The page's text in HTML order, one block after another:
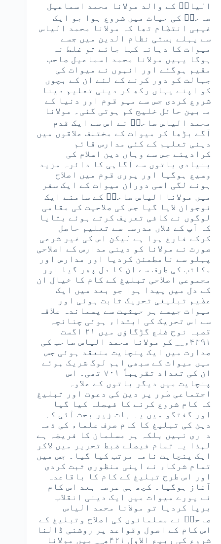
الیاسؒ کے والد مولانا محمد اسماعیل
صاحبؒ کی حیات میں شروع ہوا جو ایک
غیبی انتظام تھا کہ مولانا محمد الیاس
سے پہلے بستی نظام الدین میں جسے
میوات کا دہانہ کہا جائے تو غلط نہ
ہوگا یہیں مولانا محمد اسماعیل صاحب
مقیم ہوگئے اور انہوں نے میوات کی
جہالت کو دور کرنے کے لئے ان کے بچوں
کو اپنے یہاں رکھ کر دینی تعلیم دینا
شروع کردی جس سے میو قوم اور دنیا کے
مابین حائل خلیج کم ہوتی گئی۔ مولانا
محمد الیاس صاحبؒ نے اس سے ایک قدم
آگے بڑھا کر میوات کے مختلف علاقوں میں
دینی تعلیم کے کئی مدارس قائم
کرادیئے جس سے وہاں دین اسلام کی
بنیادی باتوں سے آگاہی کا دائرہ مزید
وسیع ہوگیا اور پوری قوم میں اصلاح
ہونے لگی اسی دوران میوات کے ایک سفر
میں مولانا الیاس صاحبؒ کے سامنے ایک
نوجوان لایا گیا جس کی صلاحیت کی مقامی
لوگوں نے کافی تعریف کرتے ہوئے بتایا
کہ آپ کے فلاں مدرسہ سے تعلیم حاصل
کرکے فارغ ہوا ہے لیکن اس کی غیر شرعی
صورت نے مولانا کو دینی مدارس کے اصلاحی
پہلو سے نامطمئن کردیا اور مدارس اور
مکاتب کی طرف سے ان کا دل پھر گیا اور
مجموعی اصلاحی تبلیغ کے کام کا خیال ان
کے دل میں پیدا ہوا جو بعد میں ایک
عظیم تبلیغی تحریک ثابت ہوئی اور
میوات جیسے ہر حیثیت سے پسماندہ علاقہ
سے اس تحریک کی ابتداء ہوئی چنانچہ
قصبہ نوح ضلع گڑگاؤں میں ۲۱ اگست
۴۳۹۱ء؁ کو مولانا محمد الیاس صاحب کی
صدارت میں ایک پنچایت منعقد ہوئی جس
میں میوات کے سبھی اہم لوگ شریک ہوئے
ان کی تعداد تقریباً ۷۰۱ تھی۔ اس
پنچایت میں دیگر باتوں کے علاوہ
اجتماعی طور پر دین کی دعوت اور تبلیغ
کا کام شروع کرنے کا فیصلہ کیا گیا
اور گفتگو میں یہ بات زیر بحث آئی کہ
دین کی تبلیغ کا کام صرف علماء کی ذمہ
داری نہیں بلکہ ہر مسلمان کا فریضہ ہے
لہذا یہ تمام فیصلے ضبط تحریر میں لاکر
ایک پنچایت نامہ مرتب کیا گیا۔ جس میں
تمام شرکاء نے اپنی منظوری ثبت کردی
اور اس طرح تبلیغ کے کام کا باقاعدہ
آغاز ہوگیا۔ کچھ ہی عرصہ بعد اس کام
نے پورے میوات میں ایک دینی انقلاب
برپا کردیا تو مولانا محمد الیاس
صاحبؒ نے مسلمانوں کی اصلاح وتبلیغ کے
اس کام کے اصول وقواعد پر روشنی ڈالنا
شروع کی ربیع الاول ۴۲۱ھ؁ میں مولانا